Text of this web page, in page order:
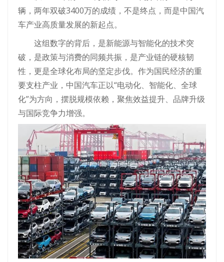
辆，两年双破3400万的成绩，不是终点，而是中国汽
车产业高质量发展的新起点。
这组数字的背后，是新能源与智能化的技术突
破，是政策与消费的同频共振，是产业链的硬核韧
性，更是全球化布局的坚定步伐。作为国民经济的重
要支柱产业，中国汽车正以“电动化、智能化、全球
化”为方向，摆脱规模依赖，聚焦效益提升、品牌升级
与国际竞争力增强。